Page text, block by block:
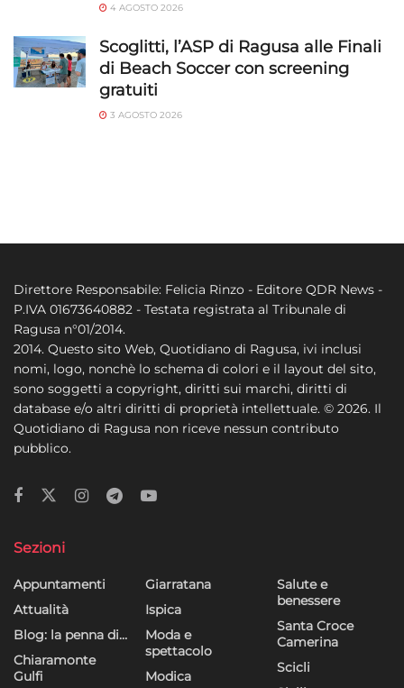
4 AGOSTO 2026
Scoglitti, l’ASP di Ragusa alle Finali
di Beach Soccer con screening
gratuiti
3 AGOSTO 2026
Direttore Responsabile: Felicia Rinzo - Editore QDR News -
P.IVA 01673640882 - Testata registrata al Tribunale di
Ragusa n°01/2014.
2014. Questo sito Web, Quotidiano di Ragusa, ivi inclusi
nomi, logo, nonchè lo schema di colori e il layout del sito,
sono soggetti a copyright, diritti sui marchi, diritti di
database e/o altri diritti di proprietà intellettuale. © 2026. Il
Quotidiano di Ragusa non riceve nessun contributo
pubblico.
Sezioni
Appuntamenti
Attualità
Blog: la penna di…
Chiaramonte
Gulfi
Giarratana
Ispica
Moda e
spettacolo
Modica
Salute e
benessere
Santa Croce
Camerina
Scicli